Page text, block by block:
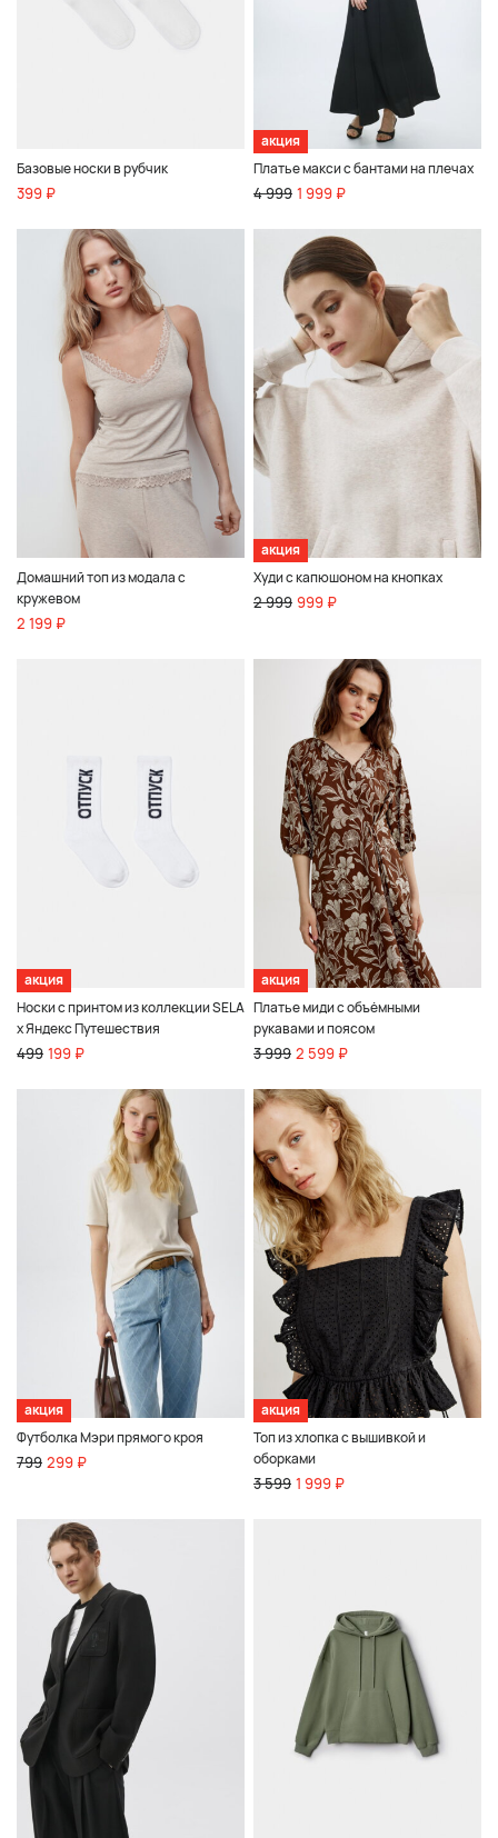
Базовые носки в рубчик
399 ₽
акция
Платье макси с бантами на плечах
4 999 1 999 ₽
Домашний топ из модала с
кружевом
2 199 ₽
акция
Худи с капюшоном на кнопках
2 999 999 ₽
акция
Носки с принтом из коллекции SELA
x Яндекс Путешествия
499 199 ₽
акция
Платье миди с объёмными
рукавами и поясом
3 999 2 599 ₽
акция
Футболка Мэри прямого кроя
799 299 ₽
акция
Топ из хлопка с вышивкой и
оборками
3 599 1 999 ₽